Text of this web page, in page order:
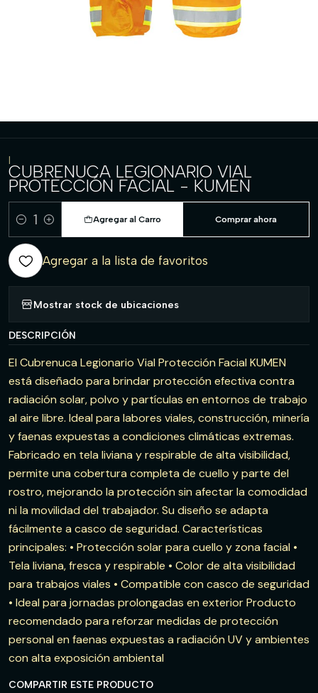
|
CUBRENUCA LEGIONARIO VIAL
PROTECCIÓN FACIAL - KUMEN
Cantidad
Agregar al Carro Comprar ahora
Agregar a la lista de favoritos
Mostrar stock de ubicaciones
DESCRIPCIÓN
El Cubrenuca Legionario Vial Protección Facial KUMEN
está diseñado para brindar protección efectiva contra
radiación solar, polvo y partículas en entornos de trabajo
al aire libre. Ideal para labores viales, construcción, minería
y faenas expuestas a condiciones climáticas extremas.
Fabricado en tela liviana y respirable de alta visibilidad,
permite una cobertura completa de cuello y parte del
rostro, mejorando la protección sin afectar la comodidad
ni la movilidad del trabajador. Su diseño se adapta
fácilmente a casco de seguridad. Características
principales: • Protección solar para cuello y zona facial •
Tela liviana, fresca y respirable • Color de alta visibilidad
para trabajos viales • Compatible con casco de seguridad
• Ideal para jornadas prolongadas en exterior Producto
recomendado para reforzar medidas de protección
personal en faenas expuestas a radiación UV y ambientes
con alta exposición ambiental
COMPARTIR ESTE PRODUCTO